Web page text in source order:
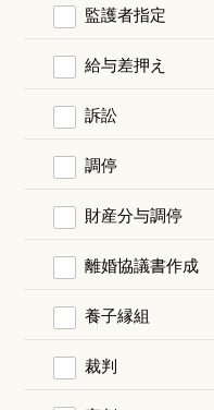
監護者指定
給与差押え
訴訟
調停
財産分与調停
離婚協議書作成
養子縁組
裁判